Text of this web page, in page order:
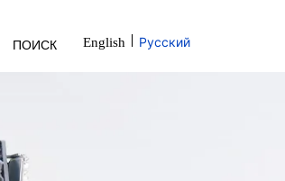
ПОИСК English Русский